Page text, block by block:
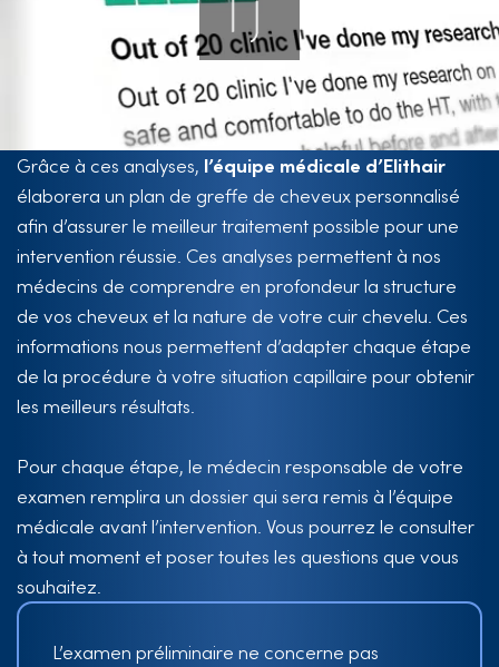
Grâce à ces analyses, l’équipe médicale d’Elithair
élaborera un plan de greffe de cheveux personnalisé
afin d’assurer le meilleur traitement possible pour une
intervention réussie. Ces analyses permettent à nos
médecins de comprendre en profondeur la structure
de vos cheveux et la nature de votre cuir chevelu. Ces
informations nous permettent d’adapter chaque étape
de la procédure à votre situation capillaire pour obtenir
les meilleurs résultats.
Pour chaque étape, le médecin responsable de votre
examen remplira un dossier qui sera remis à l’équipe
médicale avant l’intervention. Vous pourrez le consulter
à tout moment et poser toutes les questions que vous
souhaitez.
L’examen préliminaire ne concerne pas